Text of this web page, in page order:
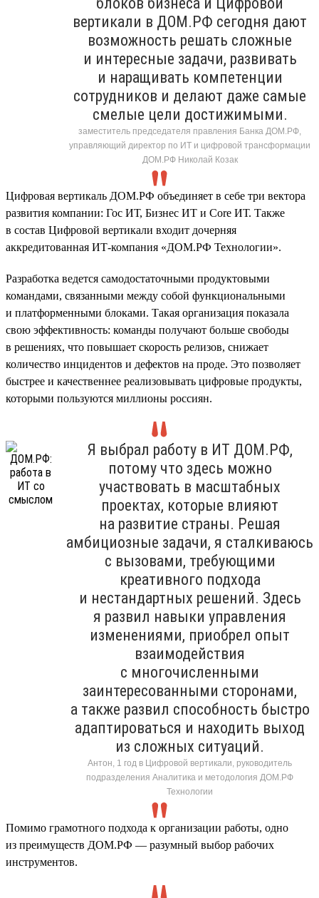
вертикали в ДОМ.РФ сегодня дают
возможность решать сложные
и интересные задачи, развивать
и наращивать компетенции
сотрудников и делают даже самые
смелые цели достижимыми.
заместитель председателя правления Банка ДОМ.РФ,
управляющий директор по ИТ и цифровой трансформации
ДОМ.РФ Николай Козак
Цифровая вертикаль ДОМ.РФ объединяет в себе три вектора
развития компании: Гос ИТ, Бизнес ИТ и Core ИТ. Также
в состав Цифровой вертикали входит дочерняя
аккредитованная ИТ-компания «ДОМ.РФ Технологии».
Разработка ведется самодостаточными продуктовыми
командами, связанными между собой функциональными
и платформенными блоками. Такая организация показала
свою эффективность: команды получают больше свободы
в решениях, что повышает скорость релизов, снижает
количество инцидентов и дефектов на проде. Это позволяет
быстрее и качественнее реализовывать цифровые продукты,
которыми пользуются миллионы россиян.
Я выбрал работу в ИТ ДОМ.РФ,
потому что здесь можно
участвовать в масштабных
проектах, которые влияют
на развитие страны. Решая
амбициозные задачи, я сталкиваюсь
с вызовами, требующими
креативного подхода
и нестандартных решений. Здесь
я развил навыки управления
изменениями, приобрел опыт
взаимодействия
с многочисленными
заинтересованными сторонами,
а также развил способность быстро
адаптироваться и находить выход
из сложных ситуаций.
Антон, 1 год в Цифровой вертикали, руководитель
подразделения Аналитика и методология ДОМ.РФ
Технологии
Помимо грамотного подхода к организации работы, одно
из преимуществ ДОМ.РФ — разумный выбор рабочих
инструментов.